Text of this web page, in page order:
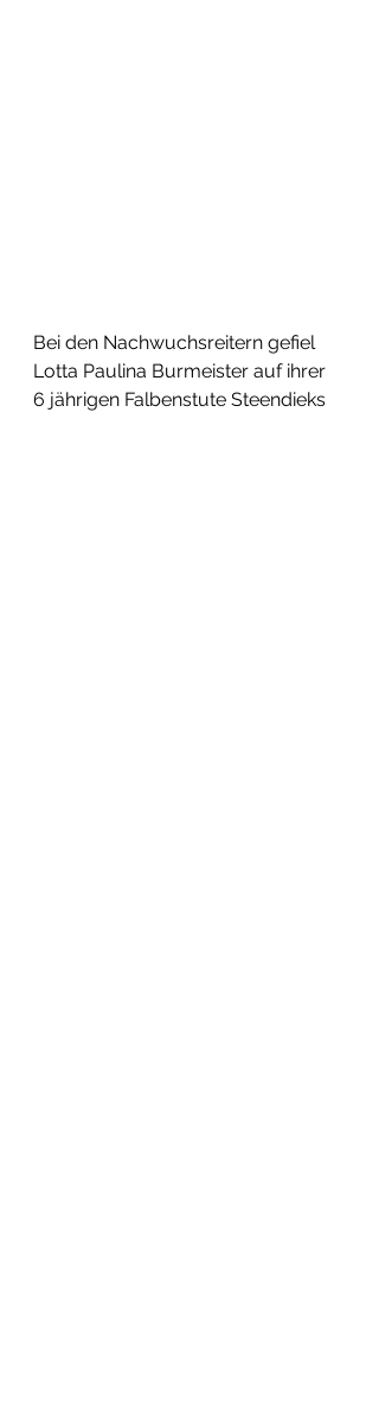
Bei den Nachwuchsreitern gefiel
Lotta Paulina Burmeister auf ihrer
6 jährigen Falbenstute Steendieks